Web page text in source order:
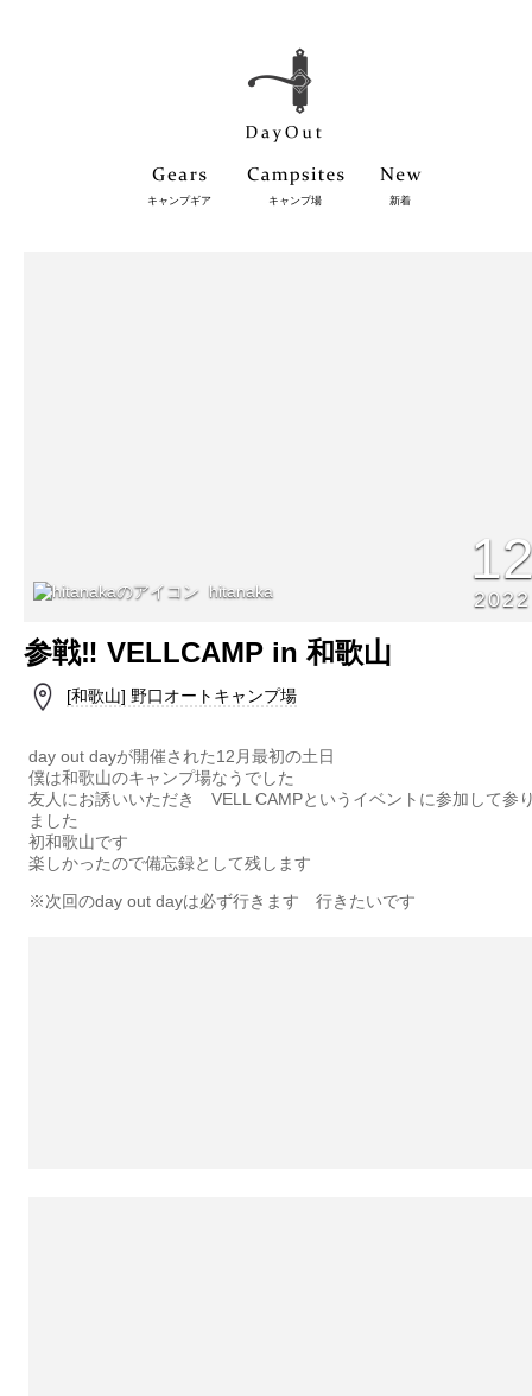
キャンプギア キャンプ場 新着
hitanaka 2022
参戦‼️ VELLCAMP in 和歌山
[和歌山] 野口オートキャンプ場
day out dayが開催された12月最初の土日
僕は和歌山のキャンプ場なうでした
友人にお誘いいただき VELL CAMPというイベントに参加して参
ました
初和歌山です
楽しかったので備忘録として残します
※次回のday out dayは必ず行きます 行きたいです